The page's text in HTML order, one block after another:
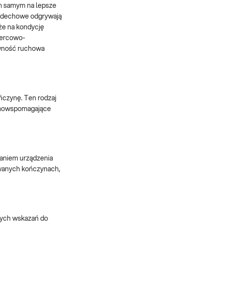
samym na lepsze
odgrywają
na kondycję
ruchowa
Ten rodzaj
urządzenia
kończynach,
wskazań do